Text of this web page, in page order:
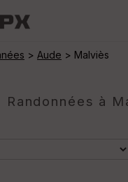
> Aude > Malviès
Randonnées à